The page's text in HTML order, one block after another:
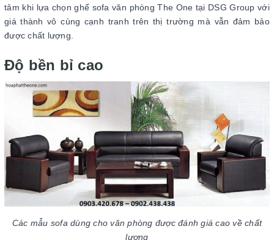
tâm khi lựa chọn ghế sofa văn phòng The One tại DSG Group với
giá thành vô cùng cạnh tranh trên thị trường mà vẫn đảm bảo
được chất lượng.
Độ bền bỉ cao
Các mẫu sofa dùng cho văn phòng được đánh giá cao về chất
lượng